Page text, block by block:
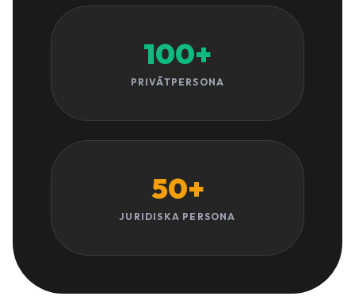
100+
PRIVĀTPERSONA
50+
JURIDISKA PERSONA